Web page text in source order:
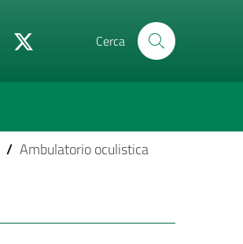
Cerca
/ Ambulatorio oculistica